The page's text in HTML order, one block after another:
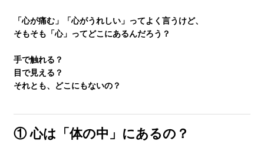
講師紹介
小学生
「心が痛む」「心がうれしい」ってよく言うけど、
そもそも「心」ってどこにあるんだろう？
手で触れる？
目で見える？
それとも、どこにもないの？
① 心は「体の中」にあるの？